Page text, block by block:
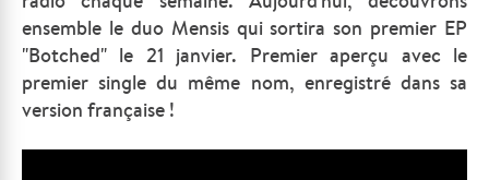
ensemble le duo Mensis qui sortira son premier EP
"Botched" le 21 janvier. Premier aperçu avec le
premier single du même nom, enregistré dans sa
version française !